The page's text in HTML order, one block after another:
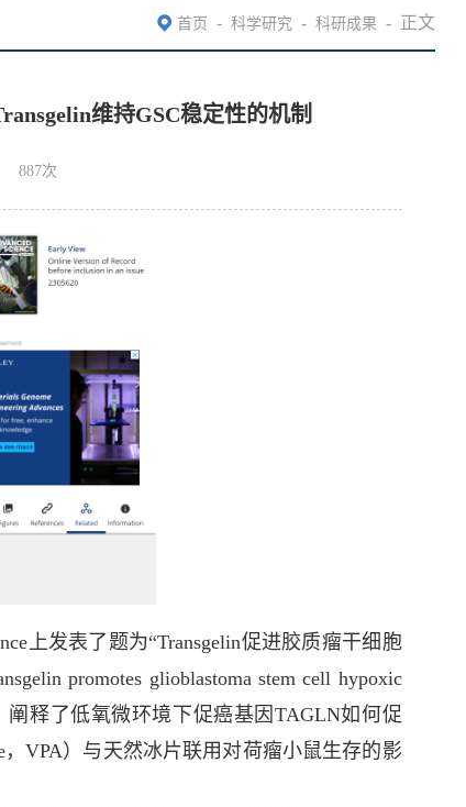
首页 - 科学研究 - 科研成果 - 正文
维持GSC稳定性的机制
887次
上发表了题为“Transgelin促进胶质瘤干细胞
promotes glioblastoma stem cell hypoxic
阐释了低氧微环境下促癌基因TAGLN如何促
VPA）与天然冰片联用对荷瘤小鼠生存的影